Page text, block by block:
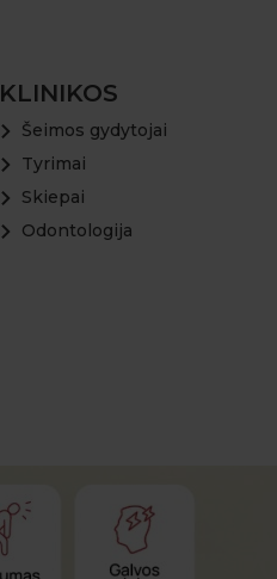
KLINIKOS
Šeimos gydytojai
Tyrimai
Skiepai
Odontologija